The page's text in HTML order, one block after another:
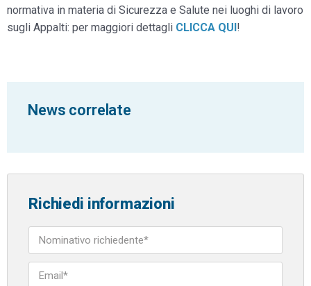
normativa in materia di Sicurezza e Salute nei luoghi di lavoro
sugli Appalti: per maggiori dettagli CLICCA QUI!
News correlate
Richiedi informazioni